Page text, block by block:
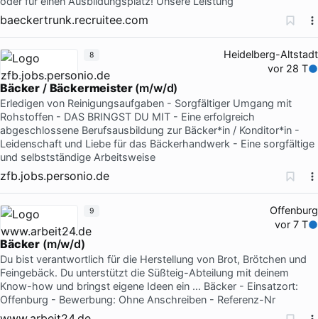
baeckertrunk.recruitee.com
Heidelberg-Altstadt
vor 28 T
Bäcker / Bäckermeister(m/w/d)
Erledigen von Reinigungsaufgaben - Sorgfältiger Umgang mit
Rohstoffen - DAS BRINGST DU MIT - Eine erfolgreich
abgeschlossene Berufsausbildung zur Bäcker*in / Konditor*in -
Leidenschaft und Liebe für das Bäckerhandwerk - Eine sorgfältige
und selbstständige Arbeitsweise
zfb.jobs.personio.de
8
Offenburg
vor 7 T
Bäcker (m/w/d)
Du bist verantwortlich für die Herstellung von Brot, Brötchen und
Feingebäck. Du unterstützt die Süßteig-Abteilung mit deinem
Know-how und bringst eigene Ideen ein … Bäcker - Einsatzort:
Offenburg - Bewerbung: Ohne Anschreiben - Referenz-Nr
9